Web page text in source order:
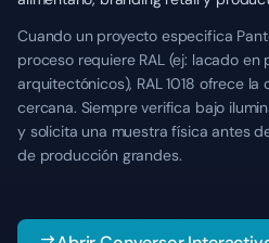
Cuando un proyecto especifica
proceso requiere RAL (ej: lacado en
arquitectónicos), RAL 1018 ofrece
cercana. Siempre verifica bajo
y solicita una muestra física antes
de producción grandes.